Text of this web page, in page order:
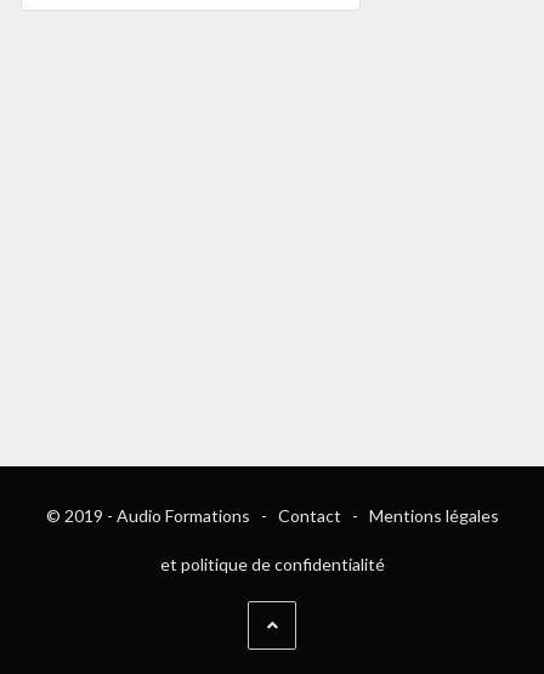
© 2019 - Audio Formations - Contact - Mentions légales
et politique de confidentialité